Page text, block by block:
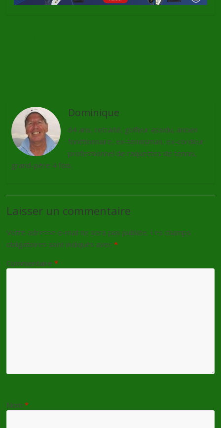
Dominique
64 ans, retraité, golfeur assidu, ancien
fonctionnaire, ex-tennisman, ex-cordeur
professionnel de raquettes de tennis,
grand-père 4 fois.
Laisser un commentaire
Votre adresse e-mail ne sera pas publiée. Les champs
obligatoires sont indiqués avec*
Commentaire*
Nom*